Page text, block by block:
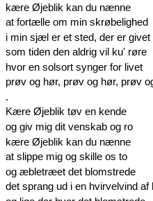
kære Øjeblik kan du nænne
at fortælle om min skrøbelighed
i min sjæl er et sted, der er givet
som tiden den aldrig vil ku' røre
hvor en solsort synger for livet
prøv og hør, prøv og hør, prøv
.
Kære Øjeblik tøv en kende
og giv mig dit venskab og ro
kære Øjeblik kan du nænne
at slippe mig og skille os to
og æbletræet det blomstrede
det sprang ud i en hvirvelvind af